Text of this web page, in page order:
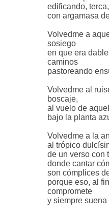
edificando,
con argamasa
Volvedme a
sosiego
en que era
caminos
pastoreando
Volvedme al
boscaje,
al vuelo de
bajo la planta
Volvedme a la
al trópico
de un verso con
donde cantar
son cómplices
porque eso, al
compromete
y siempre